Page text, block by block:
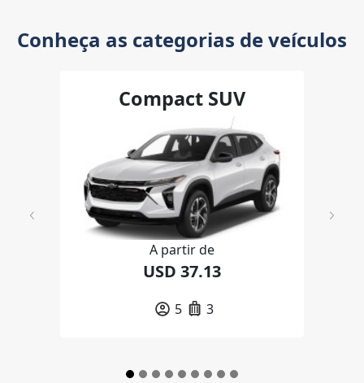
Conheça as categorias de veículos
Compact SUV
A partir de
USD 37.13
5 3
Previous Next